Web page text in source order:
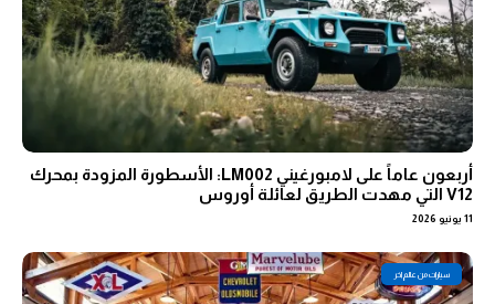
أربعون عاماً على لامبورغيني LM002: الأسطورة المزودة بمحرك
V12 التي مهدت الطريق لعائلة أوروس
11 يونيو 2026
سيارات من عالم اخر